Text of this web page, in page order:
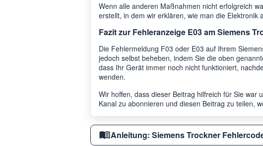
Wenn alle anderen Maßnahmen nicht erfolgreich
erstellt, in dem wir erklären, wie man die
Fazit zur Fehleranzeige E03 am Siemens
Die Fehlermeldung F03 oder E03 auf Ihrem
jedoch selbst beheben, indem Sie die oben
dass Ihr Gerät immer noch nicht funktioniert,
wenden.
Wir hoffen, dass dieser Beitrag hilfreich für Sie war
Kanal zu abonnieren und diesen Beitrag zu teilen,
Anleitung: Siemens Trockner